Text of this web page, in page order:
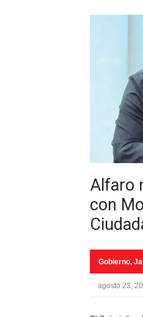
Alfaro
con
Gobierno,
agosto 23,